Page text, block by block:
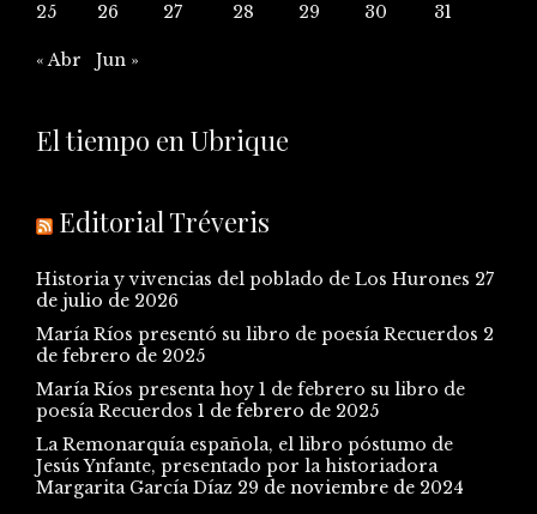
25
26 27 28 29 30 31
« Abr Jun »
El tiempo en Ubrique
Editorial Tréveris
Historia y vivencias del poblado de Los Hurones 27
de julio de 2026
María Ríos presentó su libro de poesía Recuerdos 2
de febrero de 2025
María Ríos presenta hoy 1 de febrero su libro de
poesía Recuerdos 1 de febrero de 2025
La Remonarquía española, el libro póstumo de
Jesús Ynfante, presentado por la historiadora
Margarita García Díaz 29 de noviembre de 2024